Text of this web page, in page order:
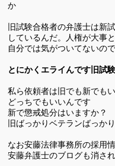
か
旧試験合格者の弁護士は新
しているんだ。人権が大事
自分では気がついてないの
とにかくエライんです旧試
私ら依頼者は旧でも新でも
どっちでもいいんです
新で懲戒処分はいますか？
旧ばっかりベテランばっか
なお安藤法律事務所の採用
安藤弁護士のブログも消さ